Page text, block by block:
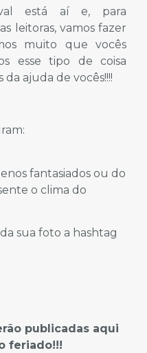
está aí e, para
leitoras, vamos fazer
muito que vocês
esse tipo de coisa
ajuda de vocês!!!!
fantasiados ou do
o clima do
sua foto a hashtag
publicadas aqui
feriado!!!